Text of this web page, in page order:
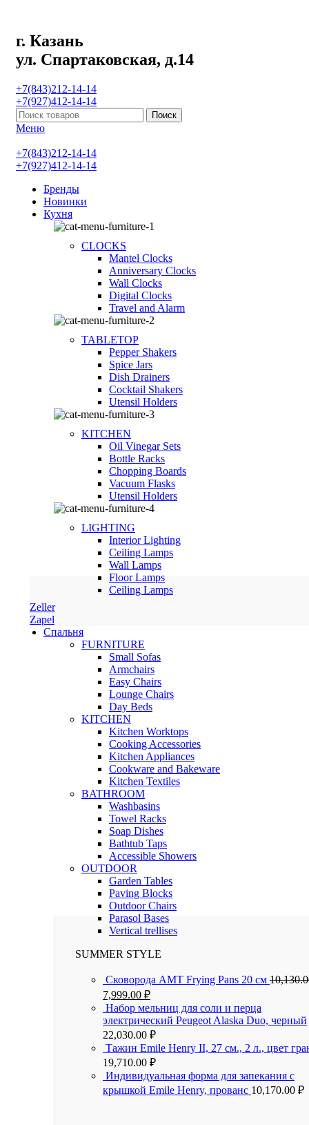
г. Казань
ул. Спартаковская, д.14
+7(843)212-14-14
+7(927)412-14-14
Поиск
Меню
+7(843)212-14-14
+7(927)412-14-14
Бренды
Новинки
Кухня
CLOCKS
Mantel Clocks
Anniversary Clocks
Wall Clocks
Digital Clocks
Travel and Alarm
TABLETOP
Pepper Shakers
Spice Jars
Dish Drainers
Сocktail Shakers
Utensil Holders
KITCHEN
Oil Vinegar Sets
Bottle Racks
Chopping Boards
Vacuum Flasks
Utensil Holders
LIGHTING
Interior Lighting
Ceiling Lamps
Wall Lamps
Floor Lamps
Ceiling Lamps
Zeller
Zapel
Спальня
FURNITURE
Small Sofas
Armchairs
Easy Chairs
Lounge Chairs
Day Beds
KITCHEN
Kitchen Worktops
Cooking Accessories
Kitchen Appliances
Cookware and Bakeware
Kitchen Textiles
BATHROOM
Washbasins
Towel Racks
Soap Dishes
Bathtub Taps
Accessible Showers
OUTDOOR
Garden Tables
Paving Blocks
Outdoor Chairs
Parasol Bases
Vertical trellises
SUMMER STYLE
Сковорода AMT Frying Pans 20 см
7,999.00 ₽
Набор мельниц для соли и перца
электрический Peugeot Alaska Duo, черный
22,030.00 ₽
Тажин Emile Henry II, 27 см., 2 л., цвет
19,710.00 ₽
Индивидуальная форма для запекания с
крышкой Emile Henry, прованс 10,170.00 ₽